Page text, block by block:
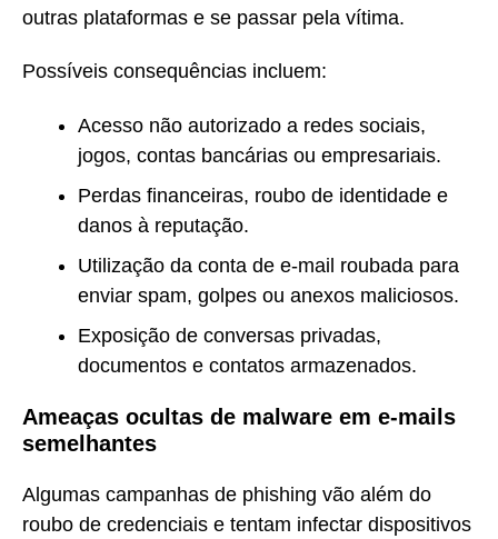
outras plataformas e se passar pela vítima.
Possíveis consequências incluem:
Acesso não autorizado a redes sociais,
jogos, contas bancárias ou empresariais.
Perdas financeiras, roubo de identidade e
danos à reputação.
Utilização da conta de e-mail roubada para
enviar spam, golpes ou anexos maliciosos.
Exposição de conversas privadas,
documentos e contatos armazenados.
Ameaças ocultas de malware em e-mails
semelhantes
Algumas campanhas de phishing vão além do
roubo de credenciais e tentam infectar dispositivos